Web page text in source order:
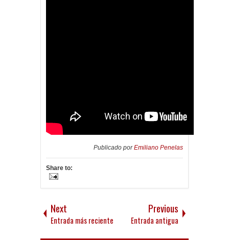
Publicado porEmiliano Penelas
Share to:
Next
Entrada más reciente
Previous
Entrada antigua